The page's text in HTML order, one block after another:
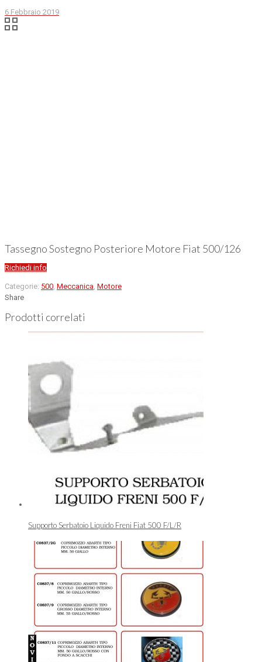
6 Febbraio 2019
Tassegno Sostegno Posteriore Motore Fiat 500/126
Richiedi info
Categorie: 500 Meccanica Motore
Share
Prodotti correlati
Supporto Serbatoio Liquido Freni Fiat 500 F/L/R